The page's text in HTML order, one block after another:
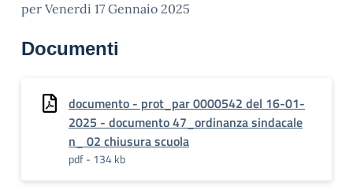
per Venerdi 17 Gennaio 2025
Documenti
documento - prot_par 0000542 del 16-01-
2025 - documento 47_ordinanza sindacale
n_ 02 chiusura scuola
pdf - 134 kb